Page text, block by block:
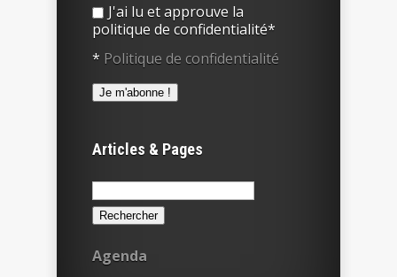
J'ai lu et approuve la
politique de confidentialité*
* Politique de confidentialité
Articles & Pages
Rechercher :
Agenda